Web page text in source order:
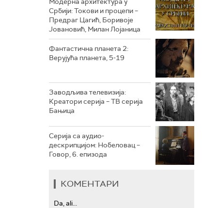
РТС ТРЕЗОР
РТС МУЗИКА
РТС ПОЛЕТАРАЦ
Србији: Токови и процепи –
Предраг Цагић, Боривоје
Јовановић, Милан Лојаница
Фантастична планета 2:
Верујућа планета, 5-19
Заводљива телевизија:
Креатори серија – ТВ серија
Бањица
Серија са аудио-
дескрипцијом: Нобеловац –
Говор, 6. епизода
КОМЕНТАРИ
Da, ali...